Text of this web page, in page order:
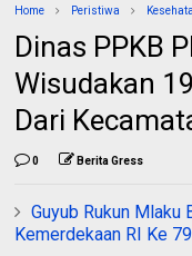
Home Peristiwa
Dinas PPKB
Wisudakan
Dari
0 Berita Gress
Guyub Rukun Mlaku
Kemerdekaan RI Ke